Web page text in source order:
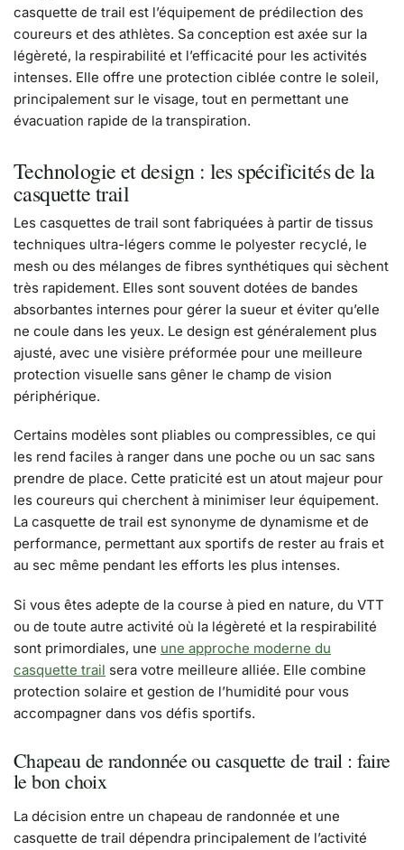
casquette de trail est l’équipement de prédilection des
coureurs et des athlètes. Sa conception est axée sur la
légèreté, la respirabilité et l’efficacité pour les activités
intenses. Elle offre une protection ciblée contre le soleil,
principalement sur le visage, tout en permettant une
évacuation rapide de la transpiration.
Technologie et design : les spécificités de la
casquette trail
Les casquettes de trail sont fabriquées à partir de tissus
techniques ultra-légers comme le polyester recyclé, le
mesh ou des mélanges de fibres synthétiques qui sèchent
très rapidement. Elles sont souvent dotées de bandes
absorbantes internes pour gérer la sueur et éviter qu’elle
ne coule dans les yeux. Le design est généralement plus
ajusté, avec une visière préformée pour une meilleure
protection visuelle sans gêner le champ de vision
périphérique.
Certains modèles sont pliables ou compressibles, ce qui
les rend faciles à ranger dans une poche ou un sac sans
prendre de place. Cette praticité est un atout majeur pour
les coureurs qui cherchent à minimiser leur équipement.
La casquette de trail est synonyme de dynamisme et de
performance, permettant aux sportifs de rester au frais et
au sec même pendant les efforts les plus intenses.
Si vous êtes adepte de la course à pied en nature, du VTT
ou de toute autre activité où la légèreté et la respirabilité
sont primordiales, une une approche moderne du
casquette trail sera votre meilleure alliée. Elle combine
protection solaire et gestion de l’humidité pour vous
accompagner dans vos défis sportifs.
Chapeau de randonnée ou casquette de trail : faire
le bon choix
La décision entre un chapeau de randonnée et une
casquette de trail dépendra principalement de l’activité